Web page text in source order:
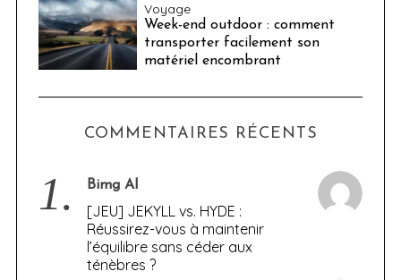
Voyage
Week-end outdoor : comment
transporter facilement son
matériel encombrant
COMMENTAIRES RÉCENTS
1. Bimg AI
[JEU] JEKYLL vs. HYDE :
Réussirez-vous à maintenir
l’équilibre sans céder aux
ténèbres ?